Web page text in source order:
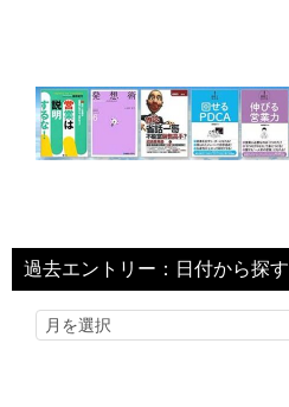
過去エントリー：日付から探す